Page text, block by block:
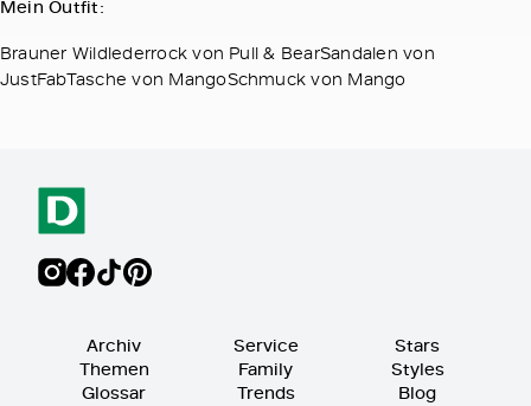
Mein Outfit:
Brauner Wildlederrock von Pull & BearSandalen von
JustFabTasche von MangoSchmuck von Mango
Archiv
Themen
Glossar
Service
Family
Trends
Stars
Styles
Blog